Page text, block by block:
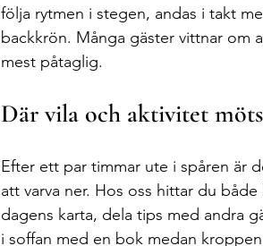
följa rytmen i stegen, andas i takt
backkrön. Många gäster vittnar om
mest påtaglig.
Där vila och aktivitet möts
Efter ett par timmar ute i spåren är
att varva ner. Hos oss hittar du
dagens karta, dela tips med andra
i soffan med en bok medan